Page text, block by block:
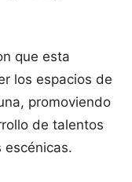
que esta
los espacios de
promoviendo
de talentos
escénicas.